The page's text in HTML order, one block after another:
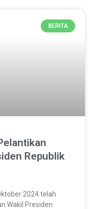
BERITA
Republik
2024 telah
Wakil Presiden